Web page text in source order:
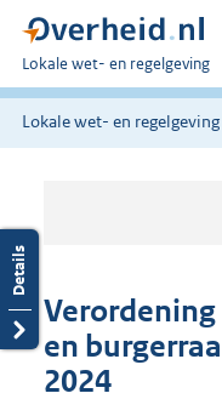
U
bent
hier:
Lokale wet- en regelgeving
Lokale wet- en regelgeving
en
2024